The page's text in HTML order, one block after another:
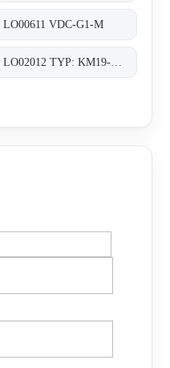
LO00611 VDC-G1-M